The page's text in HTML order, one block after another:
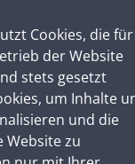
Cookies, die für
der Website
stets gesetzt
um Inhalte
und die
Website zu